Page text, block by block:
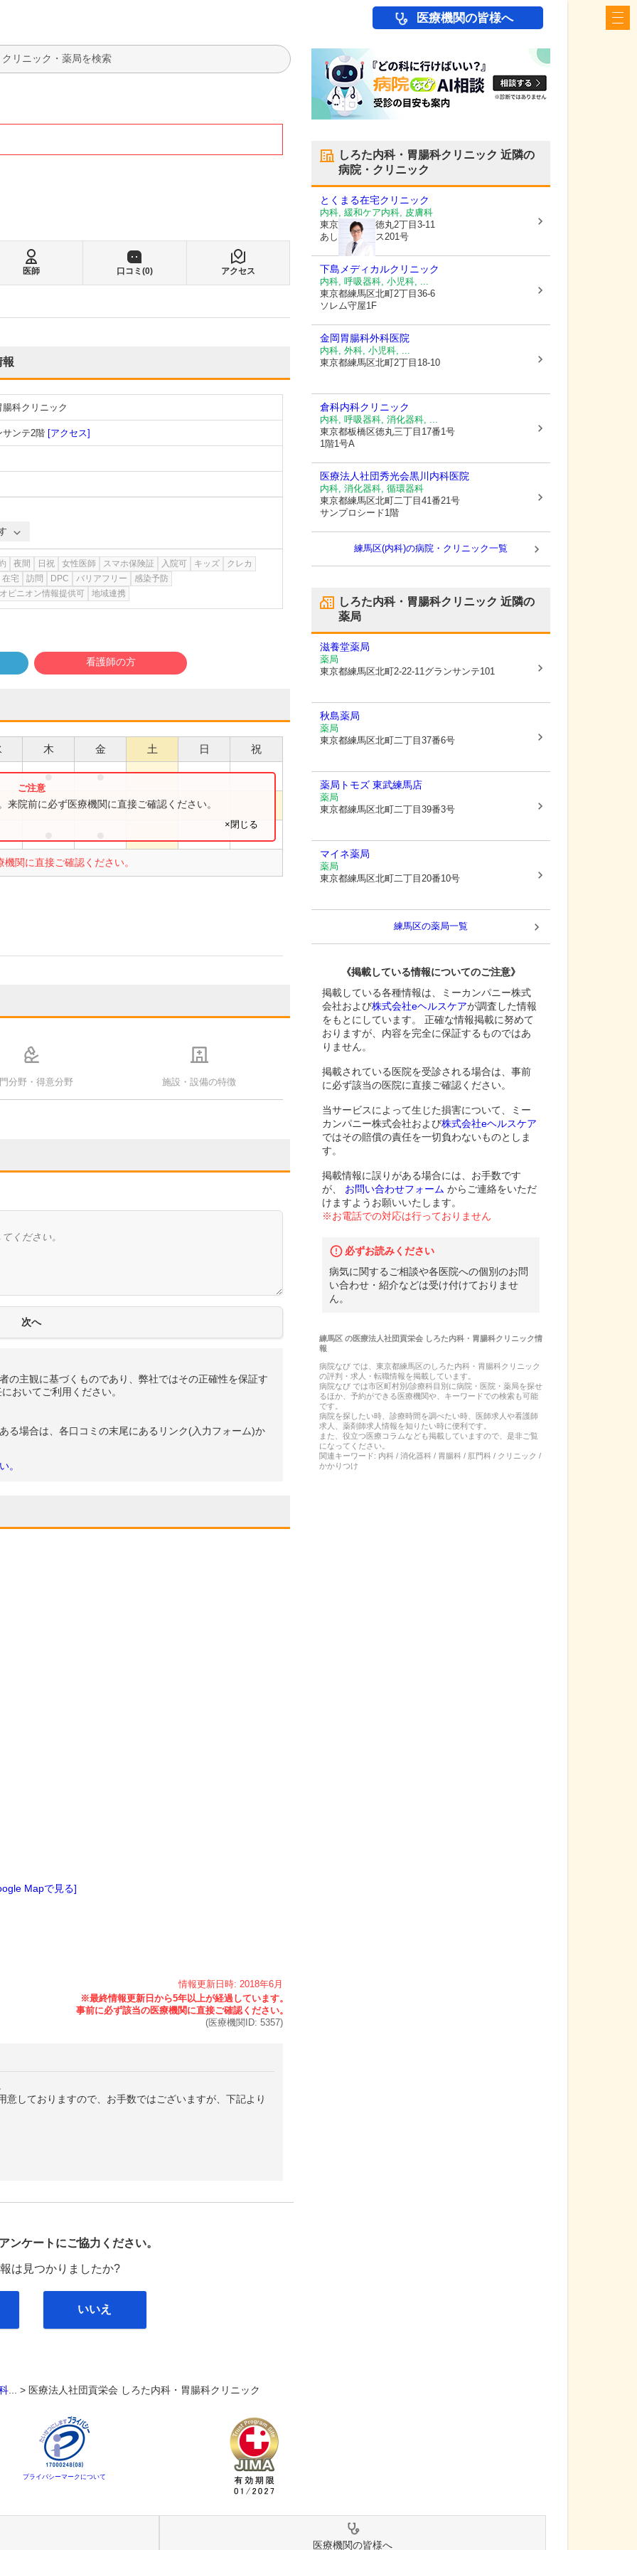
医療機関の皆様へ
検索
医師 口コミ(0) アクセス
報
科クリニック
サンテ2階 [アクセス]
夜間 日祝 女性医師 スマホ保険証 入院可 キッズ
クレカ
在宅 訪問 DPC バリアフリー
感染予防
ピニオン情報提供可 地域連携
看護師の方
木 金 土 日 祝
● ●
●
関に直接ご確認ください。
院前に必ず医療機関に直接ご確認ください。
×閉じる
分野・得意分野 施設・設備の特徴
の主観に基づくものであり、弊社ではその正確性を保証す
おいてご利用ください。
る場合は、各口コミの末尾にあるリンク(入力フォーム)か
。
Mapで見る]
情報更新日時: 2018年6月
(医療機関ID: 5357)
しておりますので、お手数ではございますが、下記より
ンケートにご協力ください。
は見つかりましたか?
いいえ
しろた内科・胃腸科クリニック 近隣の
病院・クリニック
とくまる在宅クリニック
内科, 緩和ケア内科, 皮膚科
東京都板橋区 徳丸2丁目3-11
あしたばハウス201号
下島メディカルクリニック
内科, 呼吸器科, 小児科, ...
東京都練馬区北町2丁目36-6
ソレム守屋1F
金岡胃腸科外科医院
内科, 外科, 小児科, ...
東京都練馬区北町2丁目18-10
倉科内科クリニック
内科, 呼吸器科, 消化器科, ...
東京都板橋区徳丸三丁目17番1号
1階1号A
医療法人社団秀光会黒川内科医院
内科, 消化器科, 循環器科
東京都練馬区北町二丁目41番21号
サンプロシード1階
練馬区(内科)の病院・クリニック一覧
しろた内科・胃腸科クリニック 近隣の
薬局
滋養堂薬局
薬局
東京都練馬区北町2-22-11グランサンテ101
秋島薬局
薬局
東京都練馬区北町二丁目37番6号
薬局トモズ 東武練馬店
薬局
東京都練馬区北町二丁目39番3号
マイネ薬局
薬局
東京都練馬区北町二丁目20番10号
練馬区の薬局一覧
《掲載している情報についてのご注意》
掲載している各種情報は、ミーカンパニー株式
会社および株式会社eヘルスケアが調査した情報
をもとにしています。 正確な情報掲載に努めて
おりますが、内容を完全に保証するものではあ
りません。
掲載されている医院を受診される場合は、事前
に必ず該当の医院に直接ご確認ください。
当サービスによって生じた損害について、ミー
カンパニー株式会社および株式会社eヘルスケア
ではその賠償の責任を一切負わないものとしま
す。
掲載情報に誤りがある場合には、お手数です
が、
お問い合わせフォーム からご連絡をいただ
けますようお願いいたします。
※お電話での対応は行っておりません
必ずお読みください
病気に関するご相談や各医院への個別のお問
い合わせ・紹介などは受け付けておりませ
ん。
練馬区の医療法人社団貢栄会 しろた内科・胃腸科クリニック情
報
病院なび では、 東京都練馬区のしろた内科・胃腸科クリニック
の評判・求人・転職情報を掲載しています。
病院なび では市区町村別/診療科目別に病院・医院・薬局を探せ
るほか、予約ができる医療機関や、キーワードでの検索も可能
です。
病院を探したい時、診療時間を調べたい時、医師求人や看護師
求人、薬剤師求人情報を知りたい時に便利です。
また、役立つ医療コラムなども掲載していますので、是非ご覧
になってください。
関連キーワード: 内科 / 消化器科 / 胃腸科 / 肛門科 / クリニック /
かかりつけ
... > 医療法人社団貢栄会 しろた内科・胃腸科クリニック
プライバシーマークについて
医療機関の皆様へ